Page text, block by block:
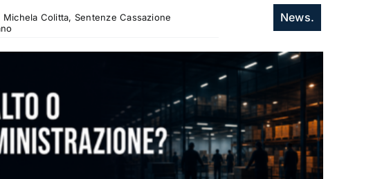
Colitta, Sentenze Cassazione
News.